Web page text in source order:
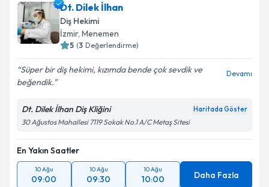
Dt. Dilek İlhan
Diş Hekimi
İzmir, Menemen
5 (3 Değerlendirme)
Süper bir diş hekimi, kızımda bende çok sevdik ve
beğendik.
Devamı
Dt. Dilek İlhan Diş Kliğini Haritada Göster
30 Ağustos Mahallesi 7119 Sokak No.1 A/C Metaş Sitesi
En Yakın Saatler
10 Ağu
09:00
10 Ağu
09:30
10 Ağu
10:00 Daha Fazla